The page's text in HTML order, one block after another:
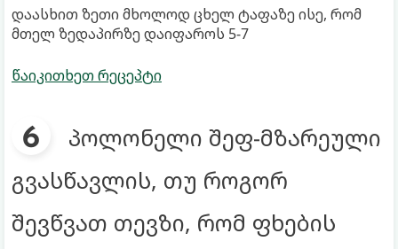
დაასხით ზეთი მხოლოდ ცხელ ტაფაზე ისე, რომ
მთელ ზედაპირზე დაიფაროს 5-7
წაიკითხეთ რეცეპტი
პოლონელი შეფ-მზარეული
გვასწავლის, თუ როგორ
შევწვათ თევზი, რომ ფხების